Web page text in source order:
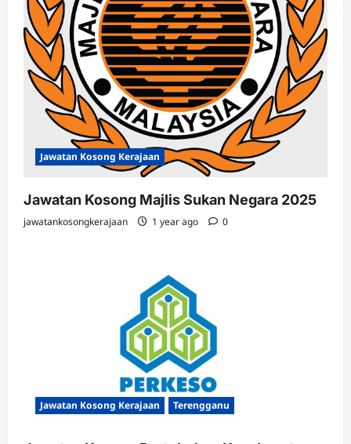
Jawatan Kosong Kerajaan
Jawatan Kosong Majlis Sukan Negara 2025
jawatankosongkerajaan 1 year ago 0
Jawatan Kosong Kerajaan Terengganu